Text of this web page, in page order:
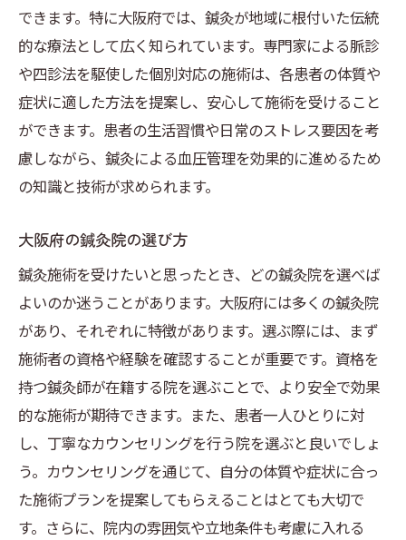
できます。特に大阪府では、鍼灸が地域に根付いた伝統
的な療法として広く知られています。専門家による脈診
や四診法を駆使した個別対応の施術は、各患者の体質や
症状に適した方法を提案し、安心して施術を受けること
ができます。患者の生活習慣や日常のストレス要因を考
慮しながら、鍼灸による血圧管理を効果的に進めるため
の知識と技術が求められます。
大阪府の鍼灸院の選び方
鍼灸施術を受けたいと思ったとき、どの鍼灸院を選べば
よいのか迷うことがあります。大阪府には多くの鍼灸院
があり、それぞれに特徴があります。選ぶ際には、まず
施術者の資格や経験を確認することが重要です。資格を
持つ鍼灸師が在籍する院を選ぶことで、より安全で効果
的な施術が期待できます。また、患者一人ひとりに対
し、丁寧なカウンセリングを行う院を選ぶと良いでしょ
う。カウンセリングを通じて、自分の体質や症状に合っ
た施術プランを提案してもらえることはとても大切で
す。さらに、院内の雰囲気や立地条件も考慮に入れる